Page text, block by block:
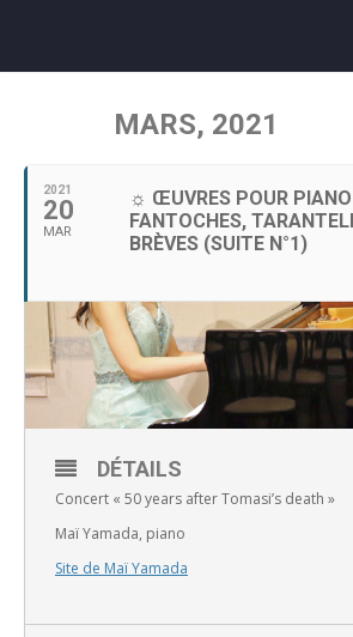
MARS, 2021
2021
20
MAR
☼ ŒUVRES POUR PIANO
FANTOCHES,
BRÈVES (SUITE N°1)
DÉTAILS
Concert « 50 years after Tomasi’s death »
Maï Yamada, piano
Site de Maï Yamada